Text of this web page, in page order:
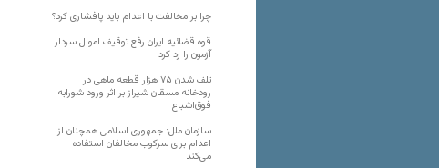
چرا بر مخالفت با اعدام باید پافشاری کرد؟
قوه قضائیه ایران رفع توقیف اموال سردار
آزمون را رد کرد
تلف شدن ۷۵ هزار قطعه ماهی در
رودخانه مسقان شیراز بر اثر ورود شورابه
فوق‌اشباع
سازمان ملل: جمهوری اسلامی همچنان از
اعدام برای سرکوب مخالفان استفاده
می‌کند